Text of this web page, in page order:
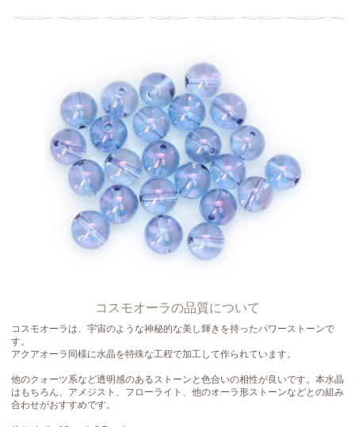
コスモオーラの品質について
コスモオーラは、宇宙のような神秘的な美し輝きを持ったパワーストーンで
す。
アクアオーラ同様に水晶を特殊な工程で加工して作られています。
他のクォーツ系など透明感のあるストーンと色合いの相性が良いです。本水晶
はもちろん、アメジスト、フローライト、他のオーラ形ストーンなどとの組み
合わせがおすすめです。